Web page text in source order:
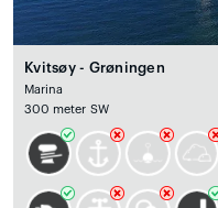
Kvitsøy - Grøningen
Marina
300 meter SW